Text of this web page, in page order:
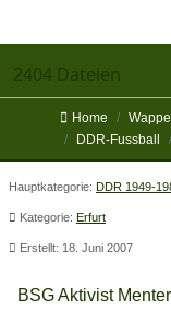
2404 Dateien
Home
DDR-Fussball
Hauptkategorie: DDR 1949-
Kategorie: Erfurt
Erstellt: 18. Juni 2007
BSG Aktivist